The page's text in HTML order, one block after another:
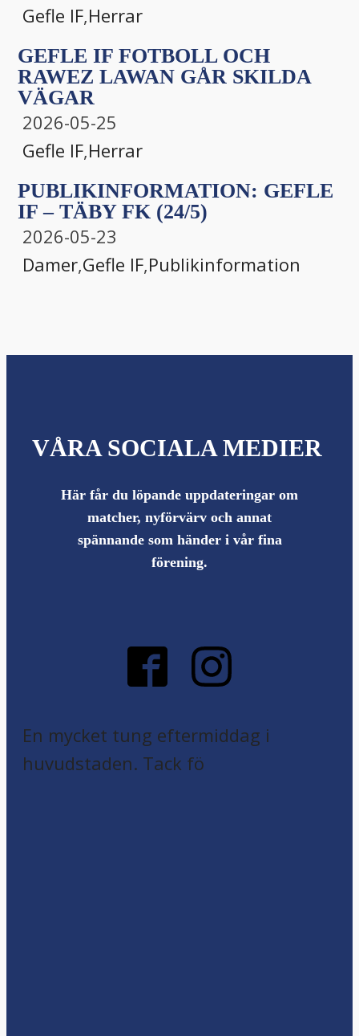
Gefle IF,Herrar
GEFLE IF FOTBOLL OCH
RAWEZ LAWAN GÅR SKILDA
VÄGAR
2026-05-25
Gefle IF,Herrar
PUBLIKINFORMATION: GEFLE
IF – TÄBY FK (24/5)
2026-05-23
Damer,Gefle IF,Publikinformation
VÅRA SOCIALA MEDIER
Här får du löpande uppdateringar om
matcher, nyförvärv och annat
spännande som händer i vår fina
förening.
En mycket tung eftermiddag i
huvudstaden. Tack fö